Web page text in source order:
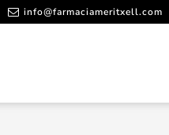
info@farmaciameritxell.com